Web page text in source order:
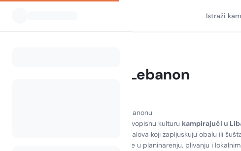
Istraži
Kampiranje Lebanon
Otkrijte ljepotu kampiranja u Libanonu
Doživite zadivljujuće krajolike i živopisnu kulturu kampirajući u
Zamislite da se budite uz zvuk valova koji zapljuskuju obalu ili
mogućnosti za avanturu. Uživajte u planinarenju, plivanju i